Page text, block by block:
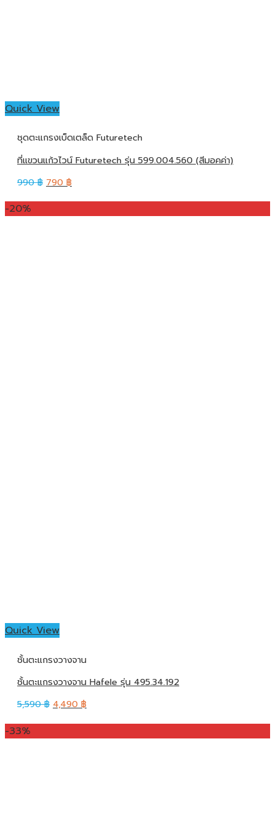
Quick View
ชุดตะแกรงเบ็ดเตล็ด Futuretech
ที่แขวนแก้วไวน์ Futuretech รุ่น 599.004.560 (สีมอคค่า)
990฿ 790 ฿
-20%
Quick View
ชั้นตะแกรงวางจาน
ชั้นตะแกรงวางจาน Hafele รุ่น 495.34.192
5,590฿ 4,490฿
-33%